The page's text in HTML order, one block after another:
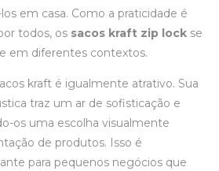
em casa. Como a praticidade é
todos, os sacos kraft zip lock se
em diferentes contextos.
kraft é igualmente atrativo. Sua
traz um ar de sofisticação e
os uma escolha visualmente
de produtos. Isso é
para pequenos negócios que